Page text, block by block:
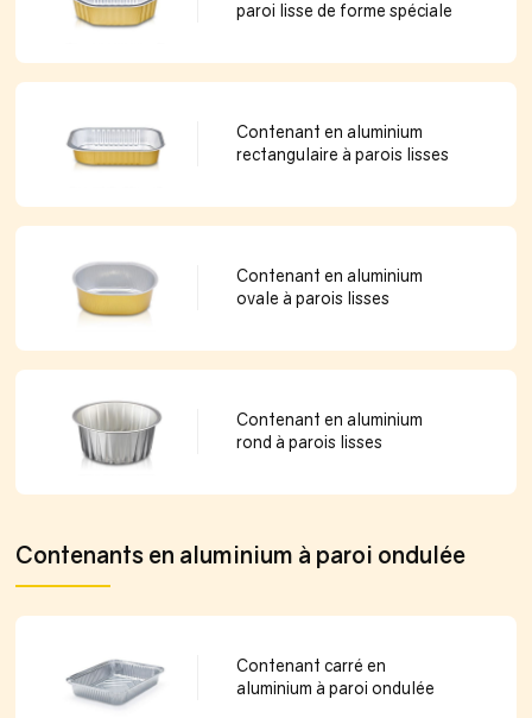
paroi lisse de forme spéciale
Contenant en aluminium
rectangulaire à parois lisses
Contenant en aluminium
ovale à parois lisses
Contenant en aluminium
rond à parois lisses
Contenants en aluminium à paroi ondulée
Contenant carré en
aluminium à paroi ondulée